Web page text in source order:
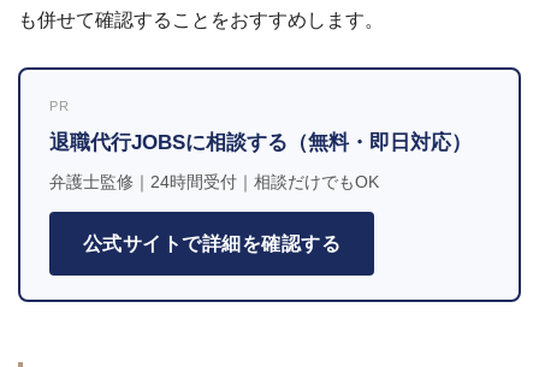
も併せて確認することをおすすめします。
PR
退職代行JOBSに相談する（無料・即日対応）
弁護士監修｜24時間受付｜相談だけでもOK
公式サイトで詳細を確認する